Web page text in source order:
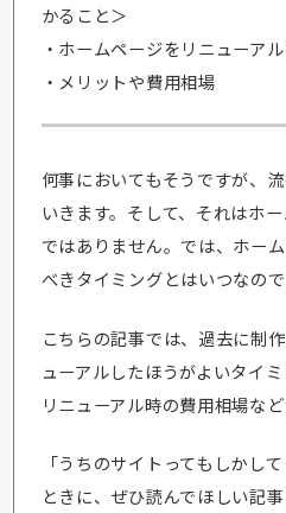
かること＞
・ホームページをリニューア
・メリットや費用相場
何事においてもそうですが、
いきます。そして、それはホ
ではありません。では、ホー
べきタイミングとはいつなの
こちらの記事では、過去に制
ューアルしたほうがよいタイ
リニューアル時の費用相場など
「うちのサイトってもしかし
ときに、ぜひ読んでほしい記事